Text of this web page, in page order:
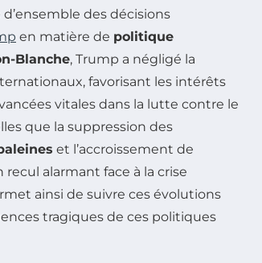
des décisions
en matière de politique
Blanche, Trump a négligé la
favorisant les intérêts
vitales dans la lutte contre le
que la suppression des
et l’accroissement de
alarmant face à la crise
ainsi de suivre ces évolutions
tragiques de ces politiques